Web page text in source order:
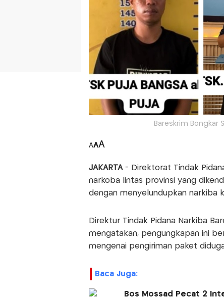
Bareskrim Bongkar
AAA
JAKARTA- Direktorat Tindak
narkoba lintas provinsi yang
dengan menyelundupkan narkiba
Direktur Tindak Pidana Narkiba
mengatakan, pengungkapan ini
mengenai pengiriman paket
Baca Juga:
Bos Mossad Pecat 2